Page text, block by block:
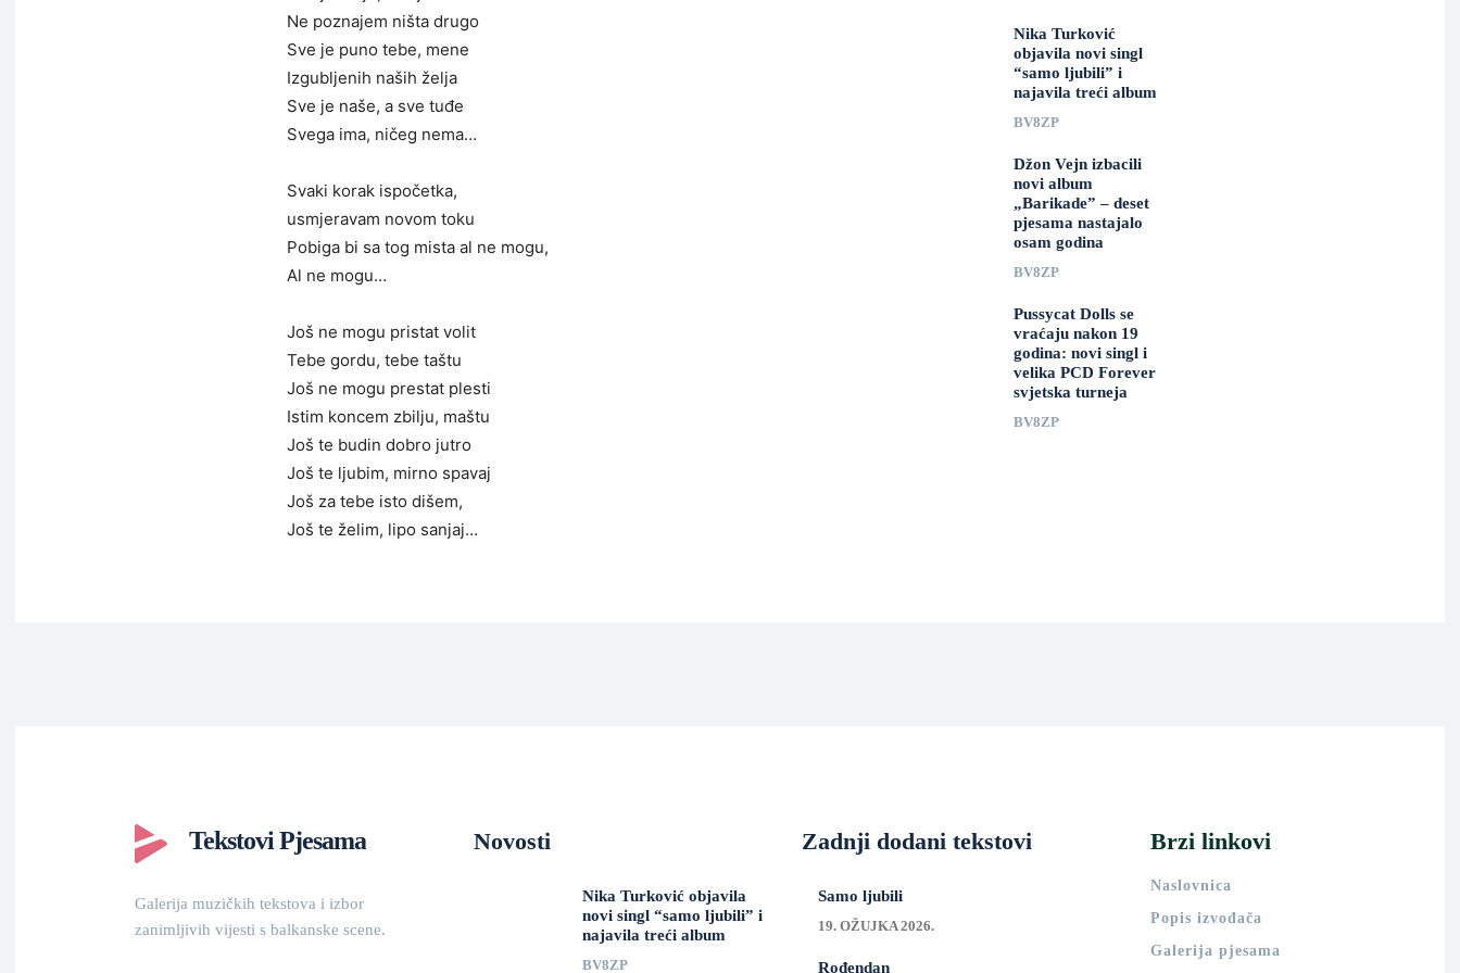
Ne poznajem ništa drugo
Sve je puno tebe, mene
Izgubljenih naših želja
Sve je naše, a sve tuđe
Svega ima, ničeg nema…
Svaki korak ispočetka,
usmjeravam novom toku
Pobiga bi sa tog mista al ne mogu,
Al ne mogu…
Još ne mogu pristat volit
Tebe gordu, tebe taštu
Još ne mogu prestat plesti
Istim koncem zbilju, maštu
Još te budin dobro jutro
Još te ljubim, mirno spavaj
Još za tebe isto dišem,
Još te želim, lipo sanjaj…
Nika Turković
objavila novi singl
“samo ljubili” i
najavila treći album
BV8ZP
Džon Vejn izbacili
novi album
„Barikade” – deset
pjesama nastajalo
osam godina
BV8ZP
Pussycat Dolls se
vraćaju nakon 19
godina: novi singl i
velika PCD Forever
svjetska turneja
BV8ZP
Tekstovi Pjesama
Galerija muzičkih tekstova i izbor
zanimljivih vijesti s balkanske scene.
Novosti
Nika Turković objavila
novi singl “samo ljubili” i
najavila treći album
BV8ZP
Zadnji dodani tekstovi
Samo ljubili
19. OŽUJKA 2026.
Rođendan
Brzi linkovi
Naslovnica
Popis izvođača
Galerija pjesama